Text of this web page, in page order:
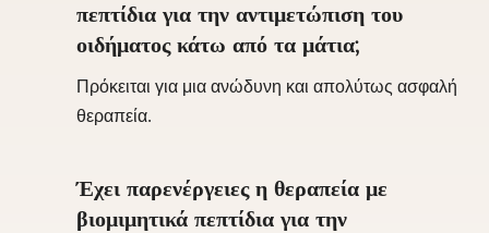
πεπτίδια για την αντιμετώπιση του
οιδήματος κάτω από τα μάτια;
Πρόκειται για μια ανώδυνη και απολύτως ασφαλή
θεραπεία.
Έχει παρενέργειες η θεραπεία με
βιομιμητικά πεπτίδια για την